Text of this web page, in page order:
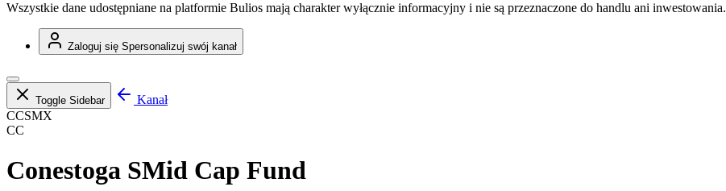
Wszystkie dane udostępniane na platformie Bulios mają charakter wyłącznie informacyjny i nie są przeznaczone do handlu ani inwestowania.
Zaloguj się Spersonalizuj swój kanał
Toggle Sidebar
Kanał
CCSMX
CC
Conestoga SMid Cap Fund